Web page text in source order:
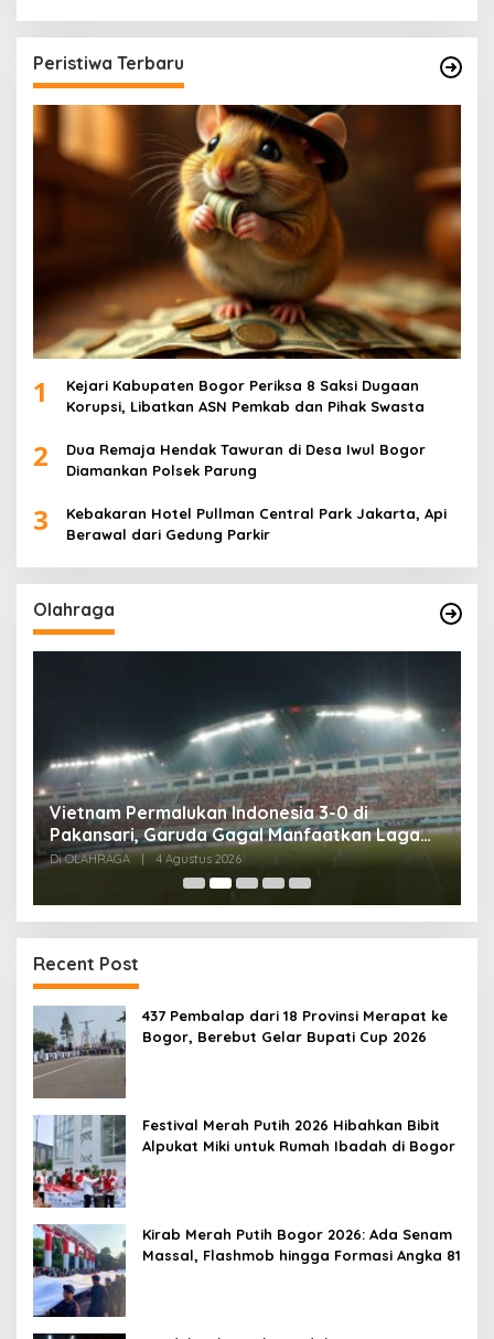
Peristiwa Terbaru
1
Kejari Kabupaten Bogor Periksa 8 Saksi Dugaan
Korupsi, Libatkan ASN Pemkab dan Pihak Swasta
2
Dua Remaja Hendak Tawuran di Desa Iwul Bogor
Diamankan Polsek Parung
3
Kebakaran Hotel Pullman Central Park Jakarta, Api
Berawal dari Gedung Parkir
Olahraga
Vietnam Permalukan Indonesia 3-0 di
Pakansari, Garuda Gagal Manfaatkan Laga
Kandang
Di OLAHRAGA 4 Agustus 2026
Recent Post
437 Pembalap dari 18 Provinsi Merapat ke
Bogor, Berebut Gelar Bupati Cup 2026
Festival Merah Putih 2026 Hibahkan Bibit
Alpukat Miki untuk Rumah Ibadah di Bogor
Kirab Merah Putih Bogor 2026: Ada Senam
Massal, Flashmob hingga Formasi Angka 81